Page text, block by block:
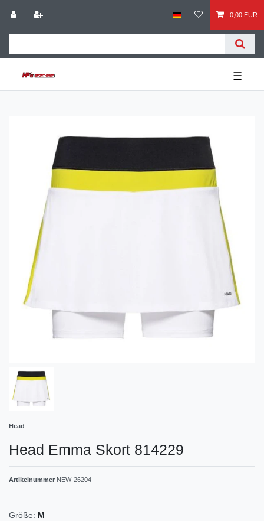
0,00 EUR
☰
Head
Head Emma Skort 814229
Artikelnummer NEW-26204
Größe: M